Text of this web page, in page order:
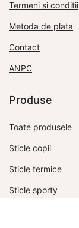
Termeni si conditii
Metoda de plata
Contact
ANPC
Produse
Toate produsele
Sticle copii
Sticle termice
Sticle sporty